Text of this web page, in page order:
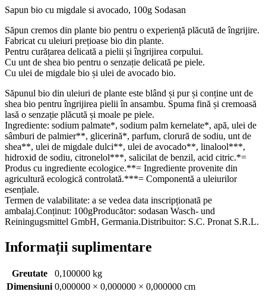
Sapun bio cu migdale si avocado, 100g Sodasan
Săpun cremos din plante bio pentru o experiență plăcută de îngrijire.
Fabricat cu uleiuri prețioase bio din plante.
Pentru curățarea delicată a pielii și îngrijirea corpului.
Cu unt de shea bio pentru o senzație delicată pe piele.
Cu ulei de migdale bio și ulei de avocado bio.
Săpunul bio din uleiuri de plante este blând și pur și conține unt de
shea bio pentru îngrijirea pielii în ansambu. Spuma fină și cremoasă
lasă o senzație plăcută și moale pe piele.
Ingrediente: sodium palmate*, sodium palm kernelate*, apă, ulei de
sâmburi de palmier**, glicerină*, parfum, clorură de sodiu, unt de
shea**, ulei de migdale dulci**, ulei de avocado**, linalool***,
hidroxid de sodiu, citronelol***, salicilat de benzil, acid citric.*=
Produs cu ingrediente ecologice.**= Ingrediente provenite din
agricultură ecologică controlată.***= Componentă a uleiurilor
esențiale.
Termen de valabilitate: a se vedea data inscripționată pe
ambalaj.Conținut: 100gProducător: sodasan Wasch- und
Reiningugsmittel GmbH, Germania.Distribuitor: S.C. Pronat S.R.L.
Informații suplimentare
Greutate
0,100000 kg
Dimensiuni 0,000000 × 0,000000 × 0,000000 cm